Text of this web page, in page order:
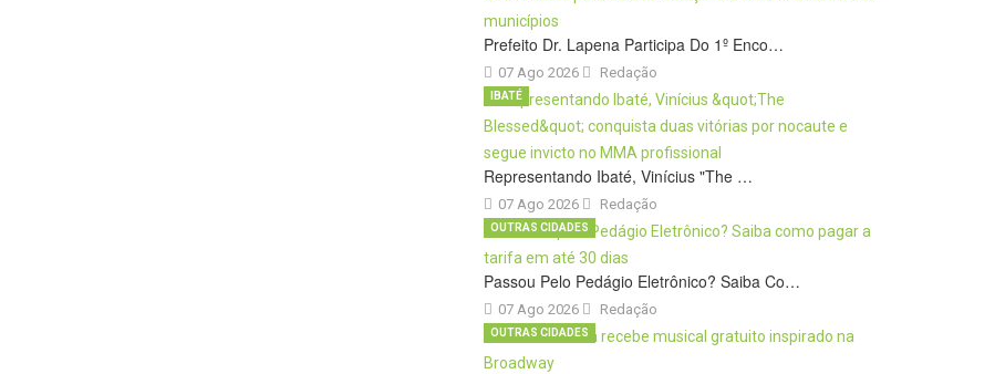
Prefeito Dr. Lapena Participa Do 1º Enco…
07 Ago 2026 Redação
Representando Ibaté, Vinícius "The …
07 Ago 2026
IBATÉ
Redação
Passou Pelo Pedágio Eletrônico? Saiba Co…
07 Ago 2026
OUTRAS CIDADES
Redação
OUTRAS CIDADES